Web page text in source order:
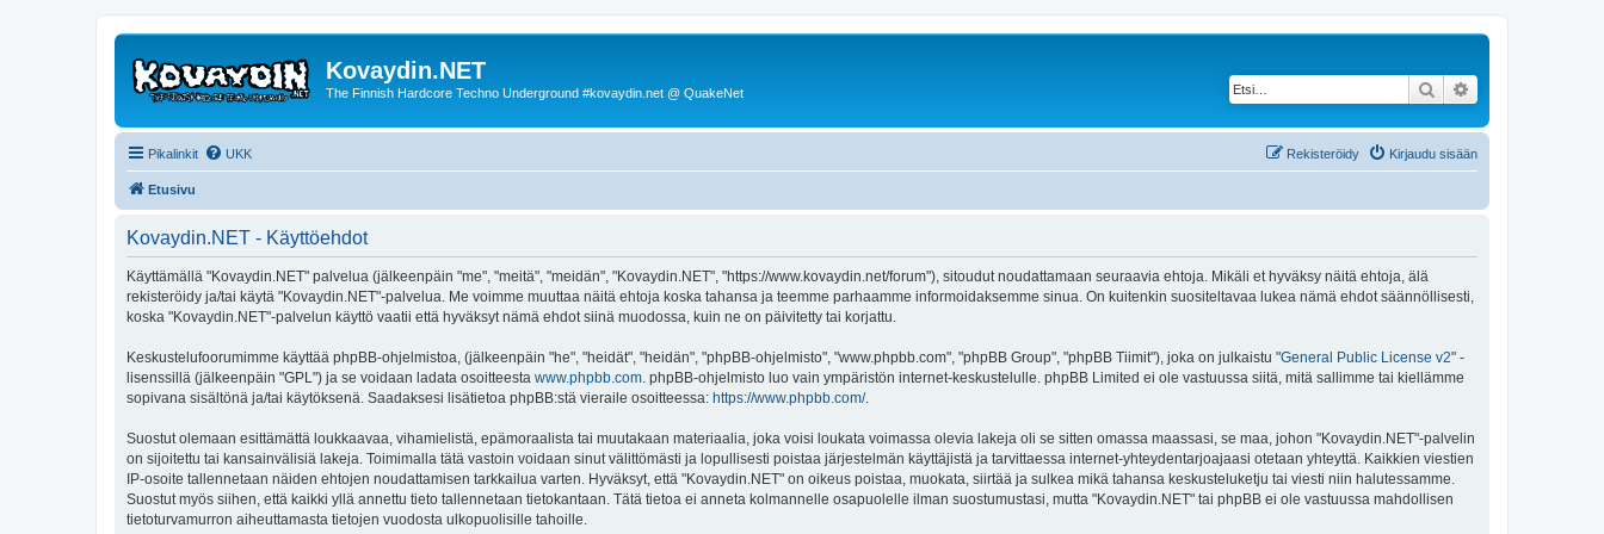
Kovaydin.NET
The Finnish Hardcore Techno Underground #kovaydin.net @ QuakeNet Etsi
Pikalinkit UKK Kirjaudu sisään
Rekisteröidy
Etusivu
Kovaydin.NET - Käyttöehdot
Käyttämällä "Kovaydin.NET" palvelua (jälkeenpäin "me", "meitä", "meidän", "Kovaydin.NET", "https://www.kovaydin.net/forum"), sitoudut noudattamaan seuraavia ehtoja. Mikäli et hyväksy näitä ehtoja, älä
rekisteröidy ja/tai käytä "Kovaydin.NET"-palvelua. Me voimme muuttaa näitä ehtoja koska tahansa ja teemme parhaamme informoidaksemme sinua. On kuitenkin suositeltavaa lukea nämä ehdot säännöllisesti,
koska "Kovaydin.NET"-palvelun käyttö vaatii että hyväksyt nämä ehdot siinä muodossa, kuin ne on päivitetty tai korjattu.
Keskustelufoorumimme käyttää phpBB-ohjelmistoa, (jälkeenpäin "he", "heidät", "heidän", "phpBB-ohjelmisto", "www.phpbb.com", "phpBB Group", "phpBB Tiimit"), joka on julkaistu "General Public License v2" -
lisenssillä (jälkeenpäin "GPL") ja se voidaan ladata osoitteesta www.phpbb.com . phpBB-ohjelmisto luo vain ympäristön internet-keskustelulle. phpBB Limited ei ole vastuussa siitä, mitä sallimme tai kiellämme
sopivana sisältönä ja/tai käytöksenä. Saadaksesi lisätietoa phpBB:stä vieraile osoitteessa: https://www.phpbb.com/.
Suostut olemaan esittämättä loukkaavaa, vihamielistä, epämoraalista tai muutakaan materiaalia, joka voisi loukata voimassa olevia lakeja oli se sitten omassa maassasi, se maa, johon "Kovaydin.NET"-palvelin
on sijoitettu tai kansainvälisiä lakeja. Toimimalla tätä vastoin voidaan sinut välittömästi ja lopullisesti poistaa järjestelmän käyttäjistä ja tarvittaessa internet-yhteydentarjoajaasi otetaan yhteyttä. Kaikkien viestien
IP-osoite tallennetaan näiden ehtojen noudattamisen tarkkailua varten. Hyväksyt, että "Kovaydin.NET" on oikeus poistaa, muokata, siirtää ja sulkea mikä tahansa keskusteluketju tai viesti niin halutessamme.
Suostut myös siihen, että kaikki yllä annettu tieto tallennetaan tietokantaan. Tätä tietoa ei anneta kolmannelle osapuolelle ilman suostumustasi, mutta "Kovaydin.NET" tai phpBB ei ole vastuussa mahdollisen
tietoturvamurron aiheuttamasta tietojen vuodosta ulkopuolisille tahoille.